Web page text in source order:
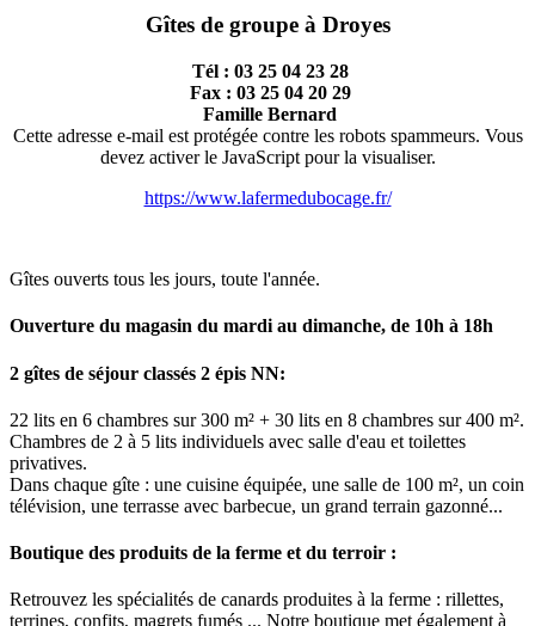
Gîtes de groupe à Droyes
Tél : 03 25 04 23 28
Fax : 03 25 04 20 29
Famille Bernard
Cette adresse e-mail est protégée contre les robots spammeurs. Vous
devez activer le JavaScript pour la visualiser.
https://www.lafermedubocage.fr/
Gîtes ouverts tous les jours, toute l'année.
Ouverture du magasin du mardi au dimanche, de 10h à 18h
2 gîtes de séjour classés 2 épis NN:
22 lits en 6 chambres sur 300 m² + 30 lits en 8 chambres sur 400 m².
Chambres de 2 à 5 lits individuels avec salle d'eau et toilettes
privatives.
Dans chaque gîte : une cuisine équipée, une salle de 100 m², un coin
télévision, une terrasse avec barbecue, un grand terrain gazonné...
Boutique des produits de la ferme et du terroir :
Retrouvez les spécialités de canards produites à la ferme : rillettes,
terrines, confits, magrets fumés ... Notre boutique met également à